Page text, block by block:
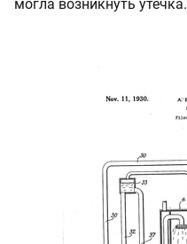
могла возникнуть утечка.